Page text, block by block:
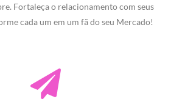
Fortaleça o relacionamento com seus
cada um em um fã do seu Mercado!